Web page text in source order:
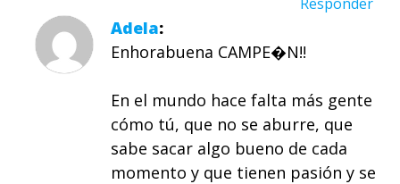
Adela
Enhorabuena CAMPE�N!!
En el mundo hace falta más gente
cómo tú, que no se aburre, que
sabe sacar algo bueno de cada
momento y que tienen pasión y se